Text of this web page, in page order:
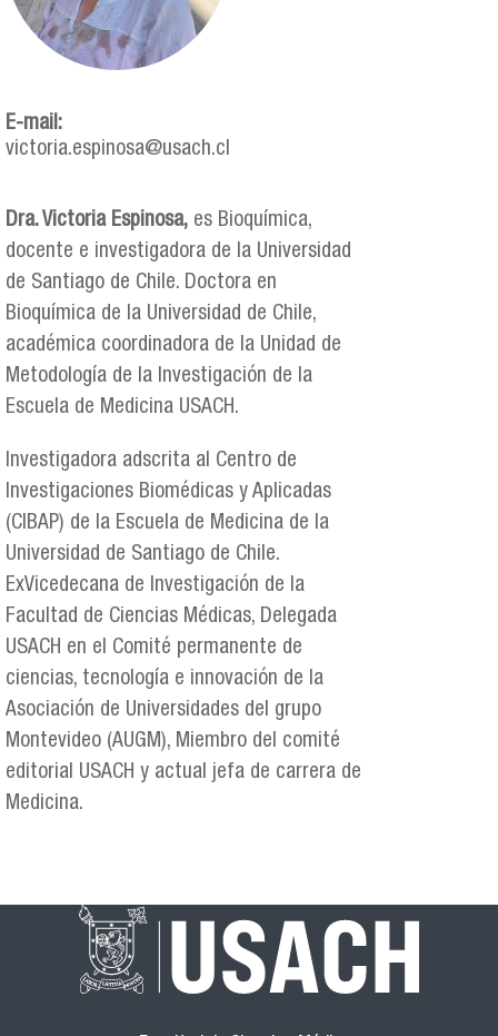
E-mail:
victoria.espinosa@usach.cl
Dra. Victoria Espinosa, es Bioquímica,
docente e investigadora de la Universidad
de Santiago de Chile. Doctora en
Bioquímica de la Universidad de Chile,
académica coordinadora de la Unidad de
Metodología de la Investigación de la
Escuela de Medicina USACH.
Investigadora adscrita al Centro de
Investigaciones Biomédicas y Aplicadas
(CIBAP) de la Escuela de Medicina de la
Universidad de Santiago de Chile.
ExVicedecana de Investigación de la
Facultad de Ciencias Médicas, Delegada
USACH en el Comité permanente de
ciencias, tecnología e innovación de la
Asociación de Universidades del grupo
Montevideo (AUGM), Miembro del comité
editorial USACH y actual jefa de carrera de
Medicina.